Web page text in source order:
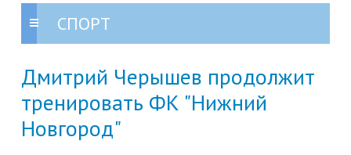
СПОРТ
Дмитрий Черышев продолжит
тренировать ФК "Нижний
Новгород"